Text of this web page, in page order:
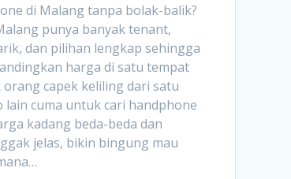
di Malang tanpa bolak-balik?
punya banyak tenant,
dan pilihan lengkap sehingga
harga di satu tempat
orang capek keliling dari satu
cuma untuk cari handphone
kadang beda-beda dan
jelas, bikin bingung mau